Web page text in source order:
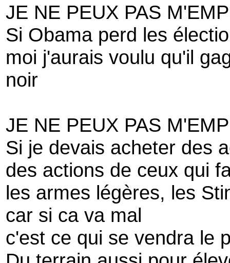
JE NE PEUX PAS
Si Obama perd les
moi j'aurais voulu qu'il
noir
JE NE PEUX PAS
Si je devais acheter des
des actions de ceux qui
les armes légères, les
car si ca va mal
c'est ce qui se vendra le